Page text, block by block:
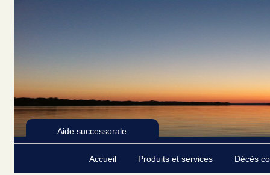
Aide successorale
Accueil Produits et services Décès